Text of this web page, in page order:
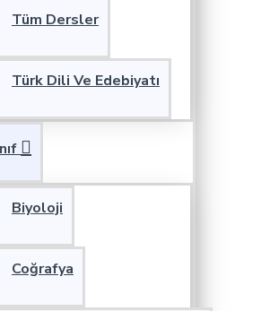
Tüm Dersler
Türk Dili Ve Edebiyatı
Biyoloji
Coğrafya